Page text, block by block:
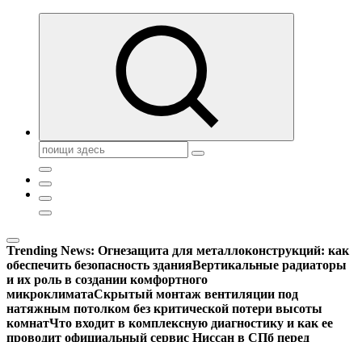
Поиск:
Trending News: Огнезащита для металлоконструкций: как
обеспечить безопасность зданияВертикальные радиаторы
и их роль в создании комфортного
микроклиматаСкрытый монтаж вентиляции под
натяжным потолком без критической потери высоты
комнатЧто входит в комплексную диагностику и как ее
проводит официальный сервис Ниссан в СПб перед